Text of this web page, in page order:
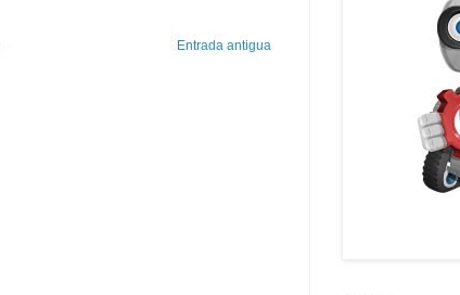
Entrada antigua